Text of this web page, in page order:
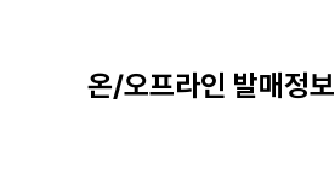
온/오프라인 발매정보